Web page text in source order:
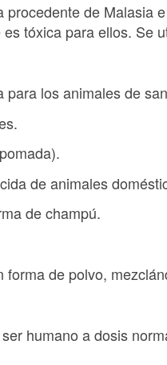
procedente de Malasia
tóxica para ellos. Se
para los animales de
de animales
de champú.
forma de polvo,
humano a dosis